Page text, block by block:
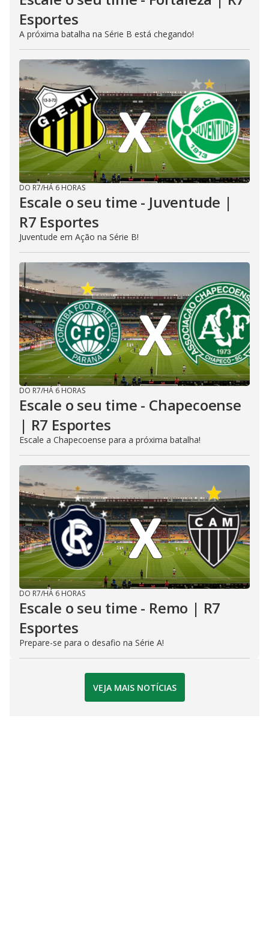
Esportes
A próxima batalha na Série B está chegando!
DO R7/HÁ 6 HORAS
Escale o seu time - Juventude |
R7 Esportes
Juventude em Ação na Série B!
DO R7/HÁ 6 HORAS
Escale o seu time - Chapecoense
| R7 Esportes
Escale a Chapecoense para a próxima batalha!
DO R7/HÁ 6 HORAS
Escale o seu time - Remo | R7
Esportes
Prepare-se para o desafio na Série A!
VEJA MAIS NOTÍCIAS